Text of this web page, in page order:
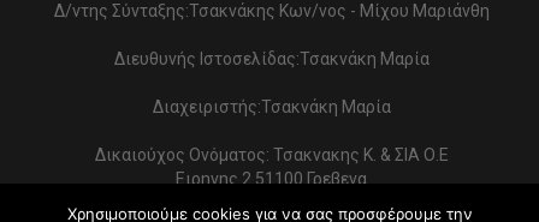
Δ/ντης Σύνταξης:Τσακνάκης Κων/νος - Μίχου Μαριάνθη
Διευθυνής Ιστοσελίδας:Τσακνάκη Μαρία
Διαχειριστής:Τσακνάκη Μαρία
Δικαιούχος Ονόματος: Τσακνακης Κ. & ΣΙΑ Ο.Ε
Ειρηνης 2 51100 Γρεβενα
Χρησιμοποιούμε cookies για να σας προσφέρουμε την